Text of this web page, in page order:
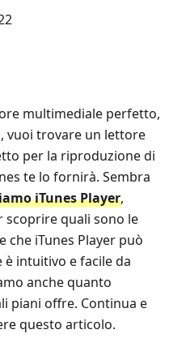
multimediale perfetto,
vuoi trovare un lettore
per la riproduzione di
te lo fornirà. Sembra
iTunes Player,
scoprire quali sono le
iTunes Player può
intuitivo e facile da
anche quanto
piani offre. Continua e
questo articolo.